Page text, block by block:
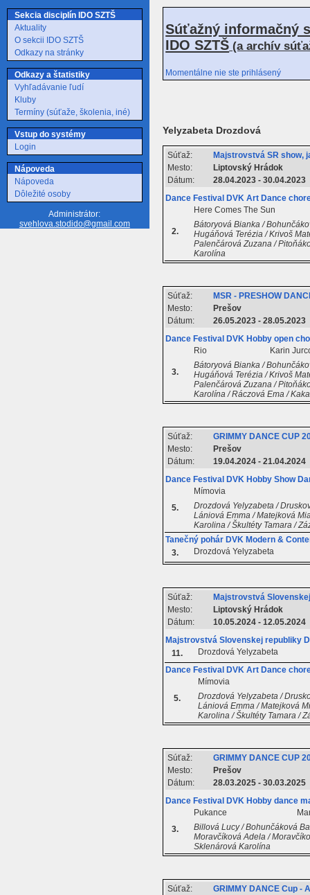
Sekcia disciplín IDO SZTŠ
Aktuality
O sekcii IDO SZTŠ
Odkazy na stránky
Odkazy a štatistiky
Vyhľadávanie ľudí
Kluby
Termíny (súťaže, školenia, iné)
Vstup do systémy
Login
Nápoveda
Nápoveda
Dôležité osoby
Administrátor:
svehlova.stodido@gmail.com
Súťažný informačný
IDO SZTŠ (a archív
Momentálne nie ste prihlásený
Yelyzabeta Drozdová
Súťaž:
Majstrovstvá SR show,
Mesto:
Liptovský Hrádok
Dátum:
28.04.2023 - 30.04.2023
Dance Festival DVK Art Dance
2.
Here Comes The Sun
Bátoryová Bianka /
Hugáňová Terézia / Krivoš
Palenčárová Zuzana /
Karolína
Súťaž:
MSR - PRESHOW
Mesto:
Prešov
Dátum:
26.05.2023 - 28.05.2023
Dance Festival DVK Hobby open
3.
Rio
Karin
Bátoryová Bianka /
Hugáňová Terézia / Krivoš
Palenčárová Zuzana /
Karolína / Ráczová Ema /
Súťaž:
GRIMMY DANCE CUP
Mesto:
Prešov
Dátum:
19.04.2024 - 21.04.2024
Dance Festival DVK Hobby Show
5.
Mímovia
Drozdová Yelyzabeta /
Lániová Emma / Matejková
Karolina / Škultéty Tamara /
Tanečný pohár DVK Modern &
3.
Drozdová Yelyzabeta
Súťaž:
Majstrovstvá
Mesto:
Liptovský Hrádok
Dátum:
10.05.2024 - 12.05.2024
Majstrovstvá Slovenskej republiky
11.
Drozdová Yelyzabeta
Dance Festival DVK Art Dance
5.
Mímovia
Drozdová Yelyzabeta /
Lániová Emma / Matejková
Karolina / Škultéty Tamara /
Súťaž:
GRIMMY DANCE CUP
Mesto:
Prešov
Dátum:
28.03.2025 - 30.03.2025
Dance Festival DVK Hobby dance
3.
Pukance
Billová Lucy / Bohunčáková
Moravčíková Adela /
Sklenárová Karolína
Súťaž:
GRIMMY DANCE Cup -